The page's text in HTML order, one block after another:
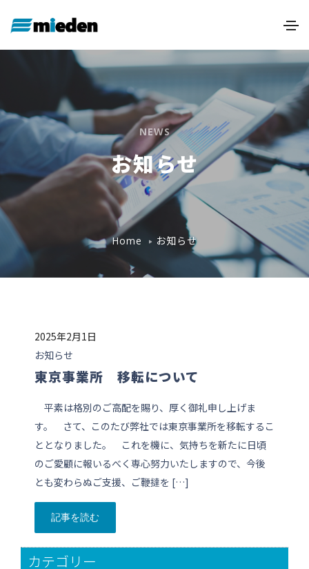
NEWS
お知らせ
Home お知らせ
2025年2月1日
お知らせ
東京事業所 移転について
平素は格別のご高配を賜り、厚く御礼申し上げま
す。 さて、このたび弊社では東京事業所を移転するこ
ととなりました。 これを機に、気持ちを新たに日頃
のご愛顧に報いるべく専心努力いたしますので、今後
とも変わらぬご支援、ご鞭撻を […]
記事を読む
カテゴリー